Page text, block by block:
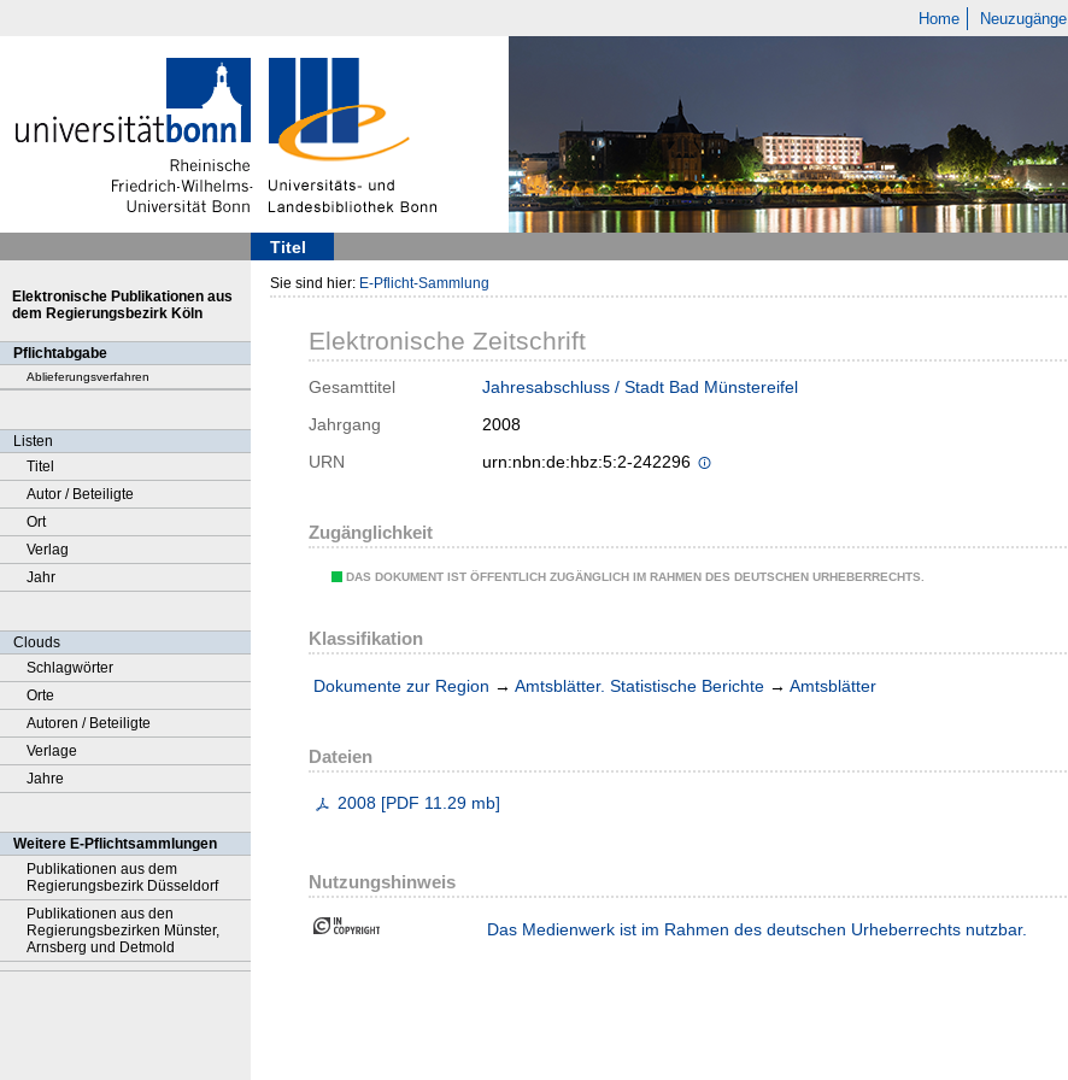
Home Neuzugänge
Titel
Elektronische Publikationen aus
dem Regierungsbezirk Köln
Pflichtabgabe
Ablieferungsverfahren
Listen
Titel
Autor / Beteiligte
Ort
Verlag
Jahr
Clouds
Schlagwörter
Orte
Autoren / Beteiligte
Verlage
Jahre
Weitere E-Pflichtsammlungen
Publikationen aus dem
Regierungsbezirk Düsseldorf
Publikationen aus den
Regierungsbezirken Münster,
Arnsberg und Detmold
Sie sind hier: E-Pflicht-Sammlung
Elektronische Zeitschrift
Gesamttitel
Jahresabschluss / Stadt Bad Münstereifel
Jahrgang
2008
URN
urn:nbn:de:hbz:5:2-242296
Zugänglichkeit
DAS DOKUMENT IST ÖFFENTLICH ZUGÄNGLICH IM RAHMEN DES DEUTSCHEN URHEBERRECHTS.
Klassifikation
Dokumente zur Region → Amtsblätter. Statistische Berichte → Amtsblätter
Dateien
2008 [PDF 11.29 mb]
Nutzungshinweis
Das Medienwerk ist im Rahmen des deutschen Urheberrechts nutzbar.